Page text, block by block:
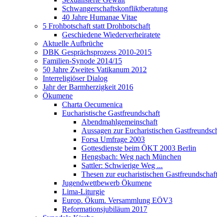
Schwangerschaftskonfliktberatung
40 Jahre Humanae Vitae
5 Frohbotschaft statt Drohbotschaft
Geschiedene Wiederverheiratete
Aktuelle Aufbrüche
DBK Gesprächsprozess 2010-2015
Familien-Synode 2014/15
50 Jahre Zweites Vatikanum 2012
Interreligiöser Dialog
Jahr der Barmherzigkeit 2016
Ökumene
Charta Oecumenica
Eucharistische Gastfreundschaft
Abendmahlgemeinschaft
Aussagen zur Eucharistischen
Forsa Umfrage 2003
Gottesdienste beim ÖKT 2003 Berlin
Hengsbach: Weg nach München
Sattler: Schwierige Weg ...
Thesen zur eucharistischen Gastfreundschaft
Jugendwettbewerb Ökumene
Lima-Liturgie
Europ. Ökum. Versammlung EÖV3
Reformationsjubiläum 2017